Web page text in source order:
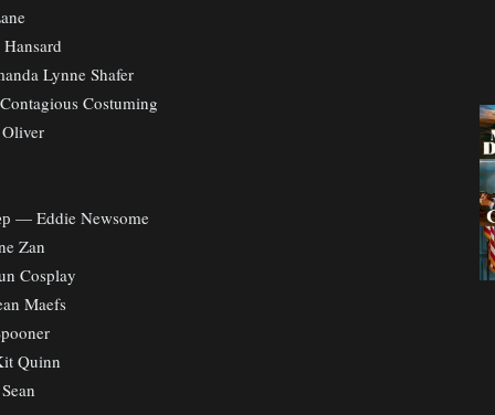
Lynne Shafer
Costuming
— Eddie Newsome
Zan
Cosplay
Maefs
Quinn